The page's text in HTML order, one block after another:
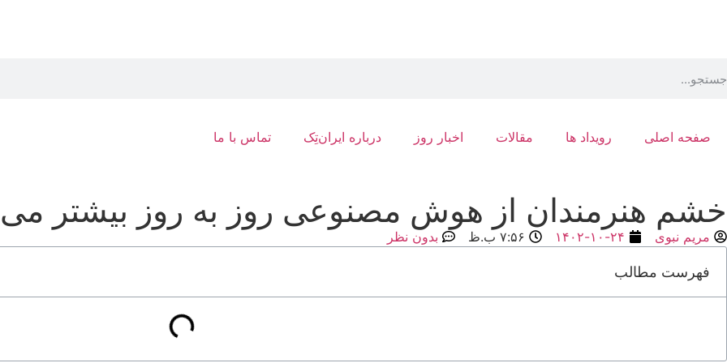
صفحه اصلی رویداد ها مقالات اخبار روز درباره ایران‌تِک تماس با ما
خشم هنرمندان از هوش مصنوعی روز به روز بیشتر
مریم نبوی ۱۴۰۲-۱۰-۲۴ ۷:۵۶ ب.ظ بدون نظر
فهرست مطالب